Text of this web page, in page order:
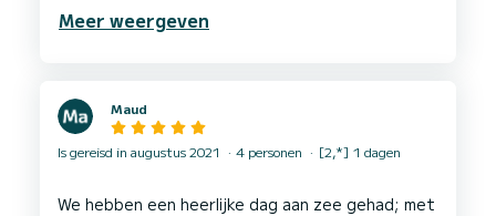
Thibeaut was onze schipper, zeer prettig en
Meer weergeven
Maud
Is gereisd in augustus 2021 4 personen [2,*] 1 dagen
We hebben een heerlijke dag aan zee gehad; met